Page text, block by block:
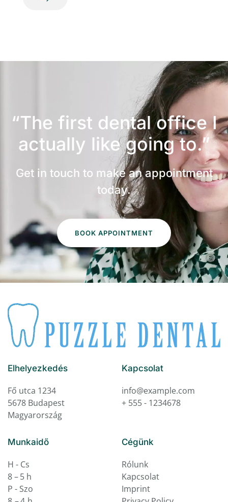
“The first dental officeI
actually like going to.”
Get in touch to make an appointment
today.
BOOK APPOINTMENT
Elhelyezkedés
Fő utca 1234
5678 Budapest
Magyarország
Kapcsolat
info@example.com
+ 555 - 1234678
Munkaidő
H - Cs
8 – 5 h
P - Szo
Cégünk
Rólunk
Kapcsolat
Imprint